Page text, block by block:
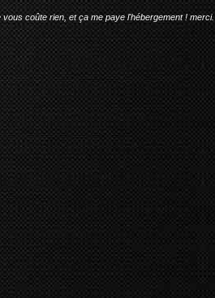
coûte rien, et ça me paye l'hébergement ! merci.